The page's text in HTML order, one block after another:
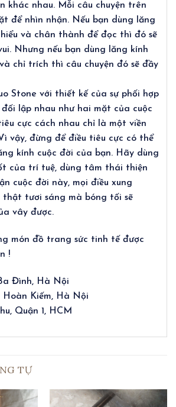
khác nhau. Mỗi câu chuyện trên
để nhìn nhận. Nếu bạn dùng lăng
và chân thành để đọc thì đó sẽ
Nhưng nếu bạn dùng lăng kính
chỉ trích thì câu chuyện đó sẽ đầy
Stone với thiết kế của sự phối hợp
lập nhau như hai mặt của cuộc
cực cách nhau chỉ là một viền
vậy, đừng để điều tiêu cực có thể
kính cuộc đời của bạn. Hãy dùng
của trí tuệ, dùng tâm thái thiện
cuộc đời này, mọi điều xung
thật tươi sáng mà bóng tối sẽ
vây được.
món đồ trang sức tinh tế được
!
Đình, Hà Nội
Kiếm, Hà Nội
Quận 1, HCM
TỰ